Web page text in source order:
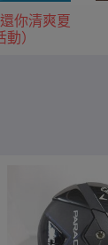
你清爽夏
）